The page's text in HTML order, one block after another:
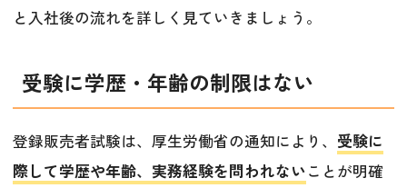
と入社後の流れを詳しく見ていきましょう。
受験に学歴・年齢の制限はない
登録販売者試験は、厚生労働省の通知により、 受験に
際して学歴や年齢、実務経験を問われないことが明確